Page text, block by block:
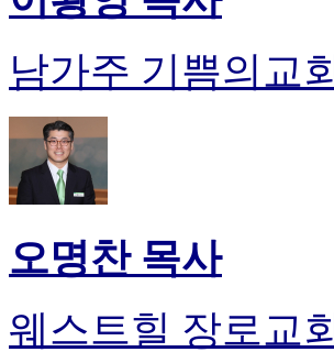
남가주 기쁨의교회
오명찬 목사
웨스트힐 장로교회